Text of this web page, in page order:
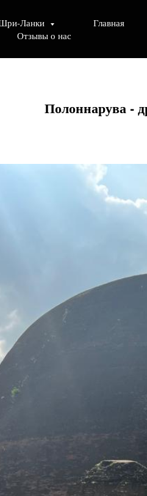
Ланки
Главная
Отзывы о нас
Полоннарува -